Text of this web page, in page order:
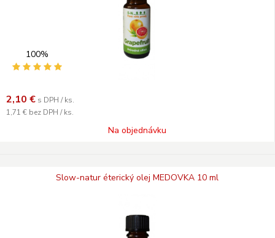
100%
2,10 € s DPH / ks.
1,71 € bez DPH / ks.
Na objednávku
Slow-natur éterický olej MEDOVKA 10 ml